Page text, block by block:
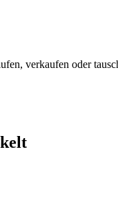
verkaufen oder